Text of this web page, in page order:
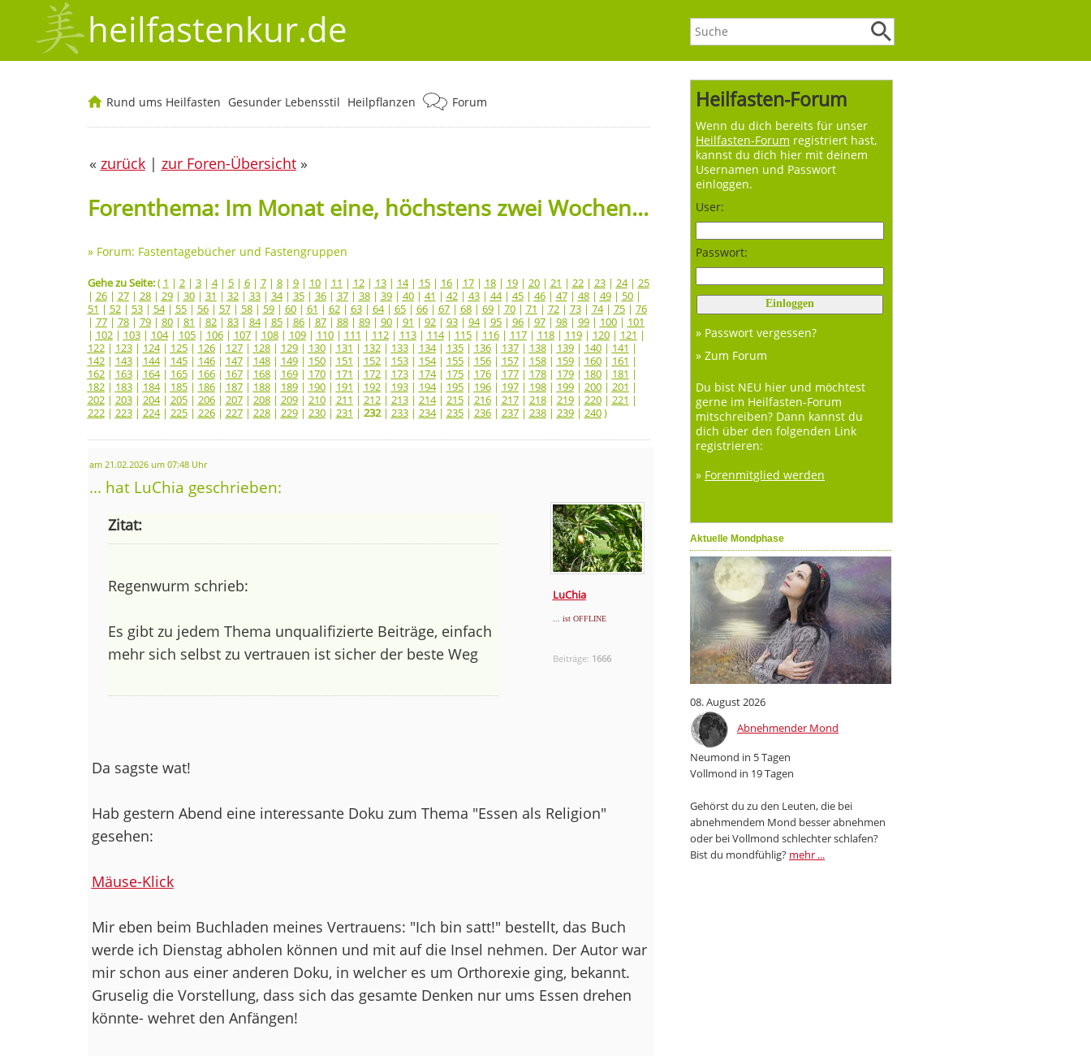
heilfastenkur.de
Heilfasten-Forum
Wenn du dich bereits für unser
Heilfasten-Forum registriert hast,
kannst du dich hier mit deinem
Usernamen und Passwort
einloggen.
User:
Passwort:
» Passwort vergessen?
» Zum Forum
Du bist NEU hier und möchtest
gerne im Heilfasten-Forum
mitschreiben? Dann kannst du
dich über den folgenden Link
registrieren:
» Forenmitglied werden
Aktuelle Mondphase
08. August 2026
Abnehmender Mond
Neumond in 5 Tagen
Vollmond in 19 Tagen
Gehörst du zu den Leuten, die bei
abnehmendem Mond besser abnehmen
oder bei Vollmond schlechter schlafen?
Bist du mondfühlig? mehr ...
Rund ums Heilfasten Gesunder Lebensstil Heilpflanzen Forum
« zurück| zur Foren-Übersicht»
Forenthema: Im Monat eine, höchstens zwei Wochen...
» Forum: Fastentagebücher und Fastengruppen
Gehe zu Seite:( 1 | 2| 3| 4| 5| 6| 7| 8| 9| 10| 11 | 12| 13| 14| 15| 16| 17| 18| 19| 20| 21 | 22| 23| 24| 25
| 26| 27| 28| 29| 30| 31 | 32| 33| 34| 35| 36| 37| 38| 39| 40| 41 | 42| 43| 44| 45| 46| 47| 48| 49| 50|
51 | 52| 53| 54| 55| 56| 57| 58| 59| 60| 61 | 62| 63| 64| 65| 66| 67| 68| 69| 70| 71 | 72| 73| 74| 75| 76
| 77| 78| 79| 80| 81 | 82| 83| 84| 85| 86| 87| 88| 89| 90| 91 | 92| 93| 94| 95| 96| 97| 98| 99| 100| 101
| 102| 103| 104| 105| 106| 107| 108| 109| 110| 111 | 112| 113| 114| 115| 116| 117| 118| 119| 120| 121 |
122| 123| 124| 125| 126| 127| 128| 129| 130| 131 | 132| 133| 134| 135| 136| 137| 138| 139| 140| 141 |
142| 143| 144| 145| 146| 147| 148| 149| 150| 151 | 152| 153| 154| 155| 156| 157| 158| 159| 160| 161 |
162| 163| 164| 165| 166| 167| 168| 169| 170| 171 | 172| 173| 174| 175| 176| 177| 178| 179| 180| 181 |
182| 183| 184| 185| 186| 187| 188| 189| 190| 191 | 192| 193| 194| 195| 196| 197| 198| 199| 200| 201 |
202| 203| 204| 205| 206| 207| 208| 209| 210| 211 | 212| 213| 214| 215| 216| 217| 218| 219| 220| 221 |
222| 223| 224| 225| 226| 227| 228| 229| 230| 231 | 232| 233| 234| 235| 236| 237| 238| 239| 240)
am 21.02.2026 um 07:48 Uhr
... hat LuChia geschrieben:
LuChia
... ist OFFLINE
Beiträge: 1666
Zitat:
Regenwurm schrieb:
Es gibt zu jedem Thema unqualifizierte Beiträge, einfach
mehr sich selbst zu vertrauen ist sicher der beste Weg
Da sagste wat!
Hab gestern Abend eine interessante Doku zum Thema "Essen als Religion"
gesehen:
Mäuse-Klick
Mir eben beim Buchladen meines Vertrauens: "Ich bin satt!" bestellt, das Buch
werde ich Dienstag abholen können und mit auf die Insel nehmen. Der Autor war
mir schon aus einer anderen Doku, in welcher es um Orthorexie ging, bekannt.
Gruselig die Vorstellung, dass sich das gesamte Denken nur ums Essen drehen
könnte- wehret den Anfängen!